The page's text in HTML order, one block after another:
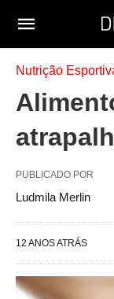
Nutrição
PUBLICADO POR
Ludmila Merlin
12 ANOS ATRÁS